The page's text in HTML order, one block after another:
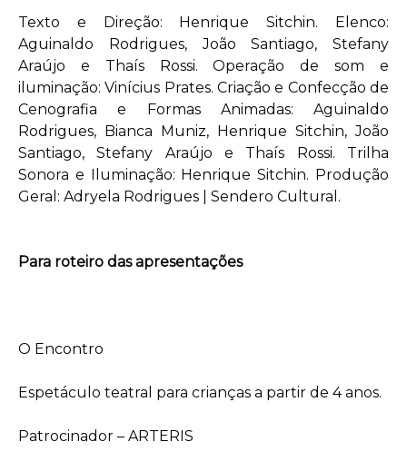
Texto e Direção: Henrique Sitchin. Elenco:
Aguinaldo Rodrigues, João Santiago, Stefany
Araújo e Thaís Rossi. Operação de som e
iluminação: Vinícius Prates. Criação e Confecção de
Cenografia e Formas Animadas: Aguinaldo
Rodrigues, Bianca Muniz, Henrique Sitchin, João
Santiago, Stefany Araújo e Thaís Rossi. Trilha
Sonora e Iluminação: Henrique Sitchin. Produção
Geral: Adryela Rodrigues | Sendero Cultural.
Para roteiro das apresentações
O Encontro
Espetáculo teatral para crianças a partir de 4 anos.
Patrocinador – ARTERIS